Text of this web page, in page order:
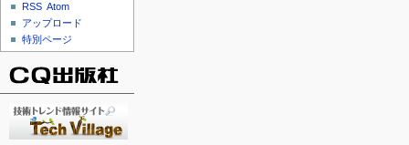
RSS Atom
アップロード
特別ページ